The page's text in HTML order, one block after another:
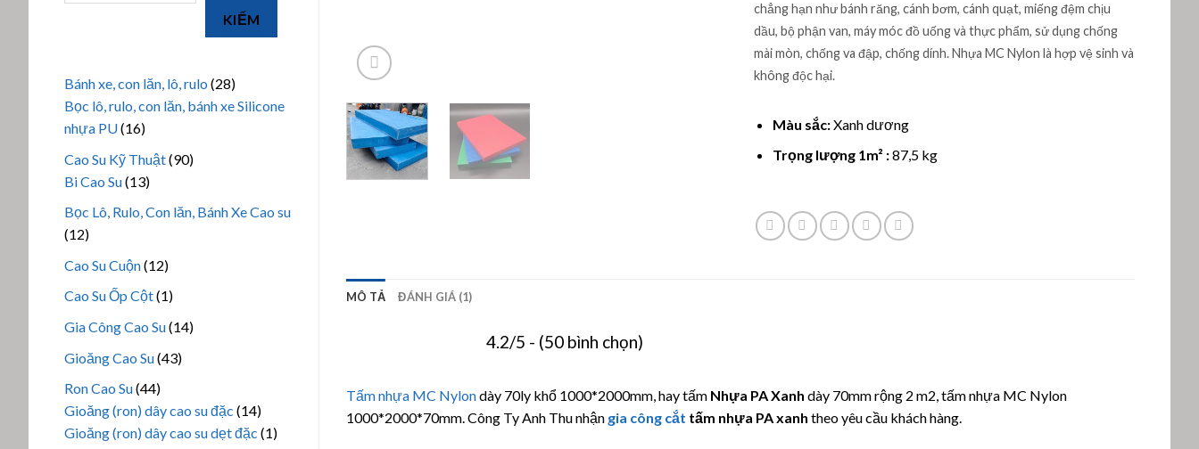
KIẾM
Bánh xe, con lăn, lô, rulo 2828
sản
Bọc lô, rulo, con lăn, bánh xe Silicone
nhựa PU 1616
sản
phẩm
Cao Su Kỹ Thuật 9090
Bi Cao Su 1313
Bọc Lô, Rulo, Con lăn, Bánh Xe Cao su
1212
Cao Su Cuộn 1212
sản
phẩm
Cao Su Ốp Cột 11
phẩm
Gia Công Cao Su 1414
Gioăng Cao Su 4343
Ron Cao Su 4444
sản
phẩm
Gioăng (ron) dây cao su đặc 1414
sản
Gioăng (ron) dây cao su dẹt đặc 11
chẳng hạn như bánh răng, cánh bơm, cánh quạt, miếng đệm chịu
dầu, bộ phận van, máy móc đồ uống và thực phẩm, sử dụng chống
mài mòn, chống va đập, chống dính. Nhựa MC Nylon là hợp vệ sinh và
không độc hại.
Màu sắc:Xanh dương
Trọng lượng 1m² :87,5 kg
MÔ TẢ ĐÁNH GIÁ (1)
4.2/5 - (50 bình chọn)
Tấm nhựa MC Nylondày 70ly khổ 1000*2000mm, hay tấm Nhựa PA Xanh dày 70mm rộng 2 m2, tấm nhựa MC Nylon
1000*2000*70mm. Công Ty Anh Thu nhận gia công cắt tấm nhựa PA xanh theo yêu cầu khách hàng.